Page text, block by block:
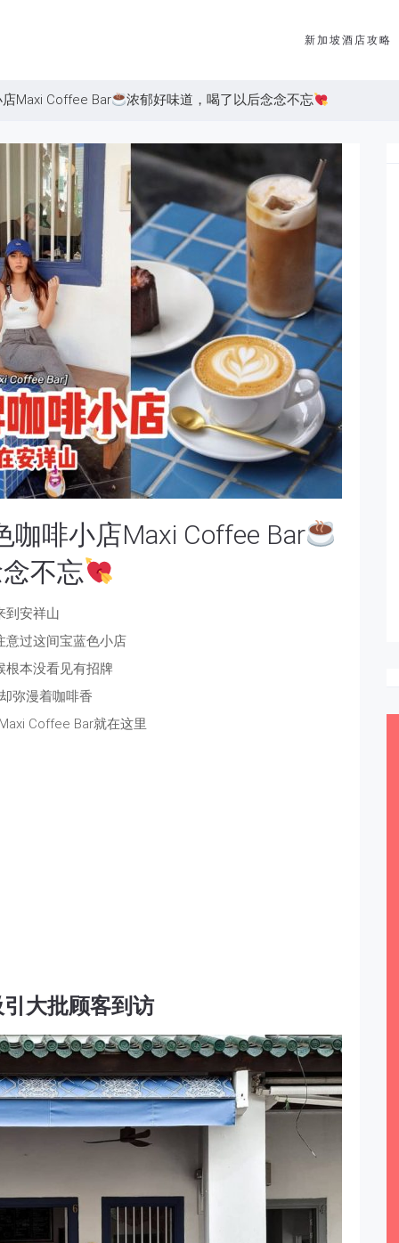
新加坡酒店攻略
Maxi Coffee Bar 浓郁好味道，喝了以后念念不忘
啡小店Maxi Coffee Bar
不忘
到安祥山
意过这间宝蓝色小店
根本没看见有招牌
弥漫着咖啡香
Coffee Bar就在这里
大批顾客到访